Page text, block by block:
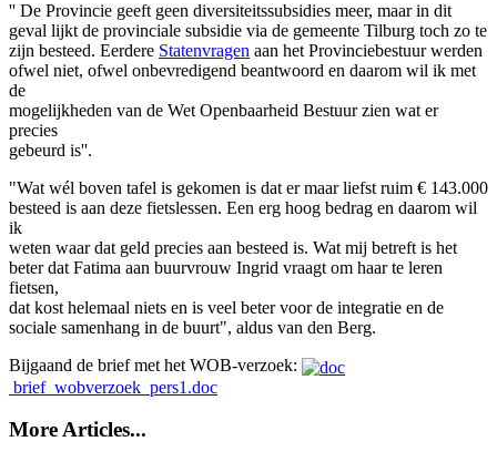
'' De Provincie geeft geen diversiteitssubsidies meer, maar in dit
geval lijkt de provinciale subsidie via de gemeente Tilburg toch zo te
zijn besteed. Eerdere Statenvragen aan het Provinciebestuur werden
ofwel niet, ofwel onbevredigend beantwoord en daarom wil ik met
de
mogelijkheden van de Wet Openbaarheid Bestuur zien wat er
precies
gebeurd is''.
"Wat wél boven tafel is gekomen is dat er maar liefst ruim € 143.000
besteed is aan deze fietslessen. Een erg hoog bedrag en daarom wil
ik
weten waar dat geld precies aan besteed is. Wat mij betreft is het
beter dat Fatima aan buurvrouw Ingrid vraagt om haar te leren
fietsen,
dat kost helemaal niets en is veel beter voor de integratie en de
sociale samenhang in de buurt", aldus van den Berg.
Bijgaand de brief met het WOB-verzoek:
brief_wobverzoek_pers1.doc
More Articles...